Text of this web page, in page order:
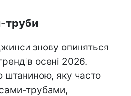
труби
знову опиняться
осені 2026.
штаниною, яку часто
трубами,